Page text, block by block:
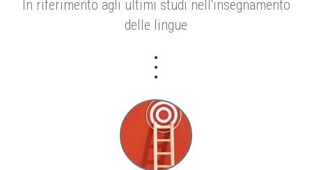
In riferimento agli ultimi studi nell'insegnamento
delle lingue